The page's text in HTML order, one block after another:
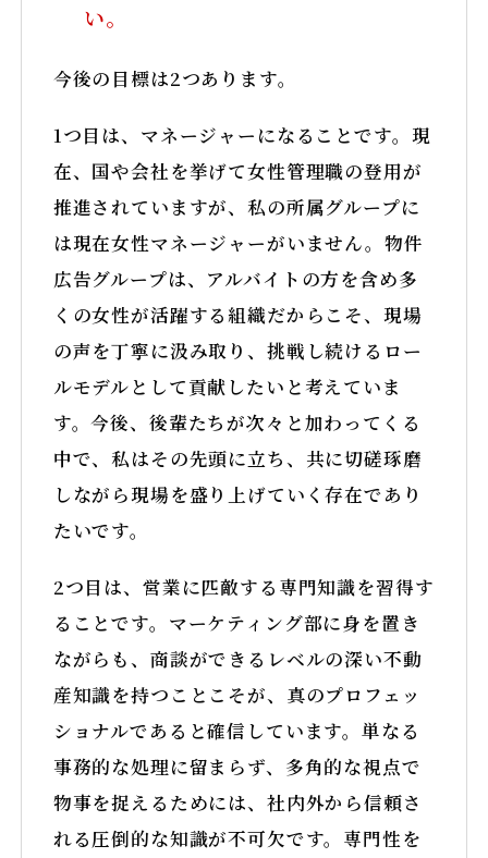
い。
今後の目標は2つあります。
1つ目は、マネージャーになることです。現
在、国や会社を挙げて女性管理職の登用が
推進されていますが、私の所属グループに
は現在女性マネージャーがいません。物件
広告グループは、アルバイトの方を含め多
くの女性が活躍する組織だからこそ、現場
の声を丁寧に汲み取り、挑戦し続けるロー
ルモデルとして貢献したいと考えていま
す。今後、後輩たちが次々と加わってくる
中で、私はその先頭に立ち、共に切磋琢磨
しながら現場を盛り上げていく存在であり
たいです。
2つ目は、営業に匹敵する専門知識を習得す
ることです。マーケティング部に身を置き
ながらも、商談ができるレベルの深い不動
産知識を持つことこそが、真のプロフェッ
ショナルであると確信しています。単なる
事務的な処理に留まらず、多角的な視点で
物事を捉えるためには、社内外から信頼さ
れる圧倒的な知識が不可欠です。専門性を